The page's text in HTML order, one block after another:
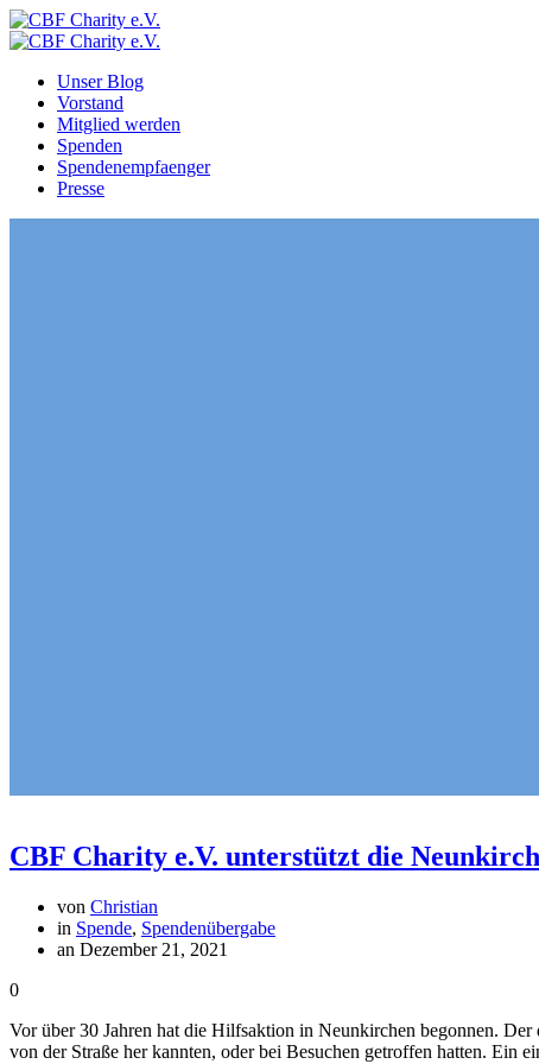
Zum
Inhalt
Unser Blog
Vorstand
Mitglied werden
Spenden
Spendenempfaenger
Presse
CBF Charity e.V. unterstützt die
von Christian
in Spende, Spendenübergabe
an Dezember 21, 2021
0
Vor über 30 Jahren hat die Hilfsaktion in Neunkirchen begonnen.
von der Straße her kannten, oder bei Besuchen getroffen hatten. Ein